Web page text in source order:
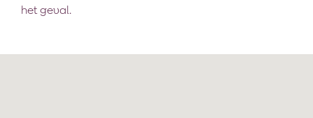
het geval.